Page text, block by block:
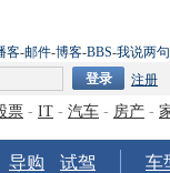
客-邮件-博客-BBS-我说两句
注册
票 - IT - 汽车 - 房产 -
导购
试驾
车